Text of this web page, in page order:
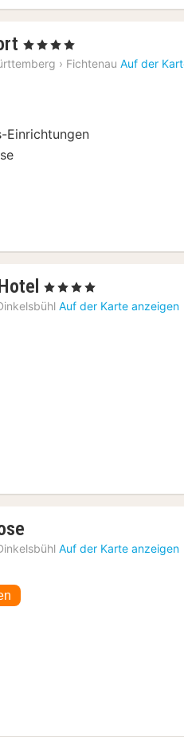
1
Nacht
, 4 Sterne
› Fichtenau Auf der
Einrichtungen
1
Nacht
, 4 Sterne
Auf der Karte anzeigen
NachtAuf der Karte anzeigen